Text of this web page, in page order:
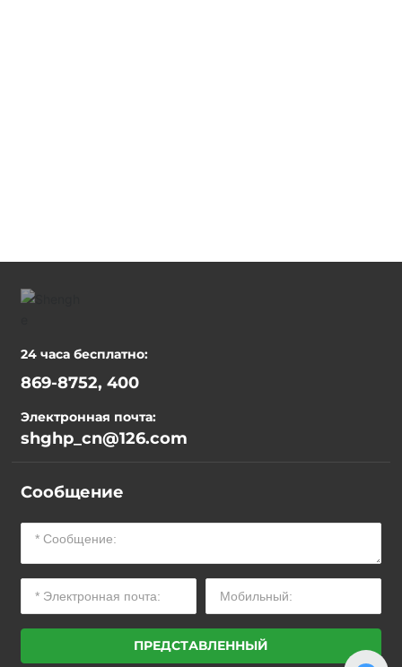
24 часа бесплатно:
869-8752, 400
Электронная почта:
shghp_cn@126.com
Сообщение
ПРЕДСТАВЛЕННЫЙ